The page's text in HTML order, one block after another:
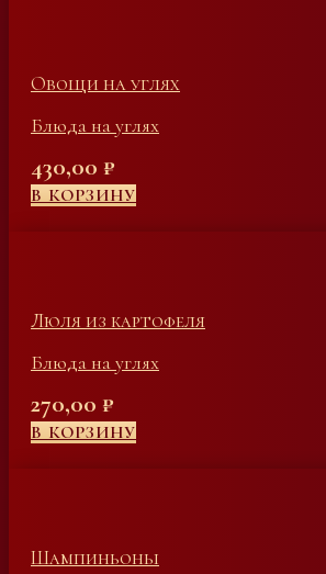
Овощи на углях
Блюда на углях
430,00 ₽
В КОРЗИНУ
Люля из картофеля
Блюда на углях
270,00 ₽
В КОРЗИНУ
Шампиньоны